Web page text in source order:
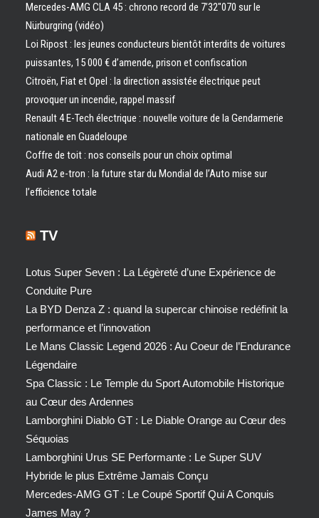
Mercedes-AMG CLA 45 : chrono record de 7’32″070 sur le
Nürburgring (vidéo)
Loi Ripost : les jeunes conducteurs bientôt interdits de voitures
puissantes, 15 000 € d’amende, prison et confiscation
Citroën, Fiat et Opel : la direction assistée électrique peut
provoquer un incendie, rappel massif
Renault 4 E-Tech électrique : nouvelle voiture de la Gendarmerie
nationale en Guadeloupe
Coffre de toit : nos conseils pour un choix optimal
Audi A2 e-tron : la future star du Mondial de l’Auto mise sur
l’efficience totale
TV
Lotus Super Seven : La Légèreté d’une Expérience de
Conduite Pure
La BYD Denza Z : quand la supercar chinoise redéfinit la
performance et l’innovation
Le Mans Classic Legend 2026 : Au Coeur de l’Endurance
Légendaire
Spa Classic : Le Temple du Sport Automobile Historique
au Cœur des Ardennes
Lamborghini Diablo GT : Le Diable Orange au Cœur des
Séquoias
Lamborghini Urus SE Performante : Le Super SUV
Hybride le plus Extrême Jamais Conçu
Mercedes-AMG GT : Le Coupé Sportif Qui A Conquis
James May ?